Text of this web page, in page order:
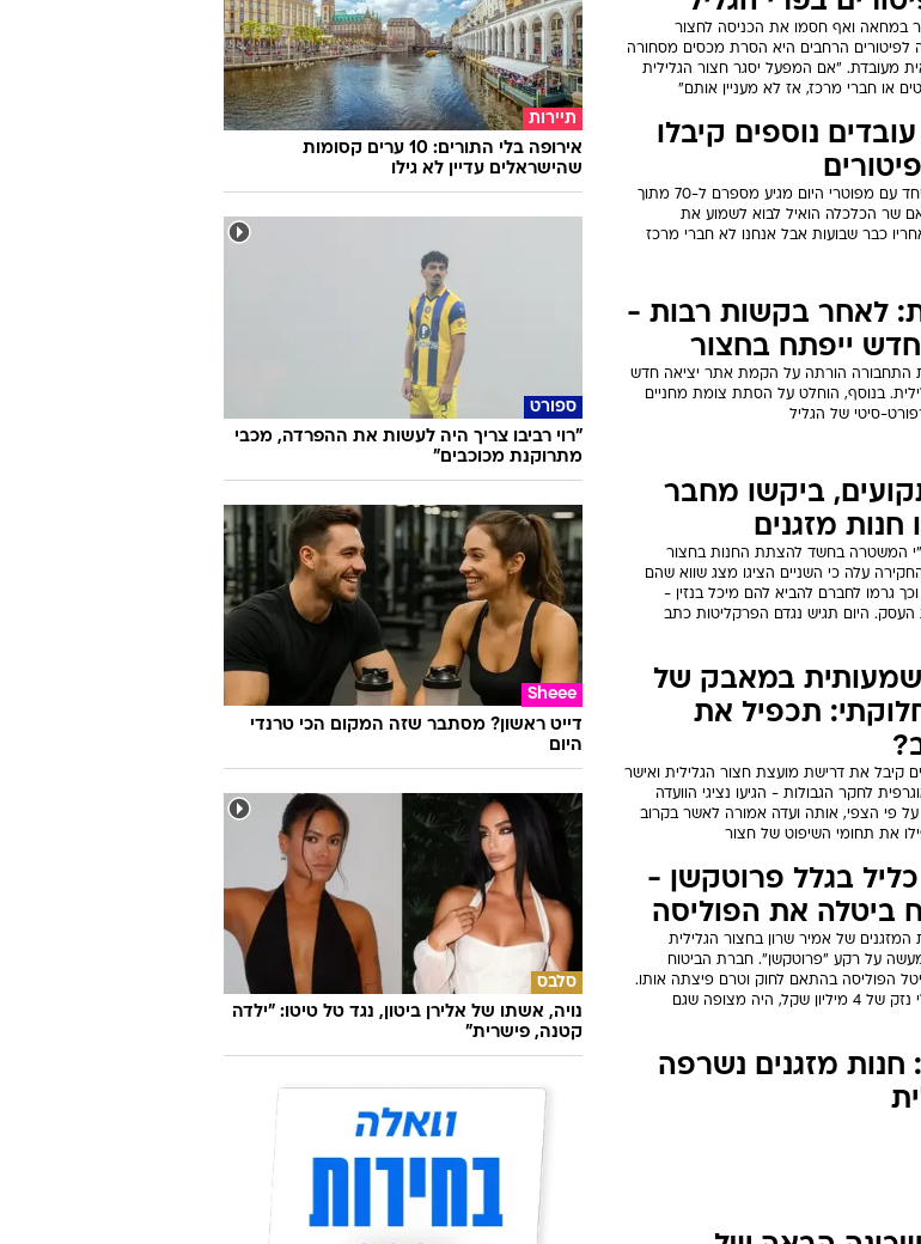
במחאה ואף חסמו את הכניסה לחצור
לפיטורים הרחבים היא הסרת מכסים מסחורה
מעובדת. "אם המפעל יסגר חצור הגלילית
או חברי מרכז, אז לא מעניין אותם"
פרי גליל: 45 עובדים נוספים קיבלו
עד כה פוטרו 25 עובדים, יחד עם מפוטרי היום מגיע מספרם ל-70 מתוך
שר הכלכלה הואיל לבוא לשמוע את
כבר שבועות אבל אנחנו לא חברי מרכז
לאחר בקשות רבות -
ייפתח בחצור
התחבורה הורתה על הקמת אתר יציאה חדש
בנוסף, הוחלט על הסתת צומת מחניים
סיטי של הגליל
ביקשו מחבר
חנות מזגנים
ע"י המשטרה בחשד להצתת החנות בחצור
עלה כי השניים הציגו מצג שווא שהם
גרמו לחברם להביא להם מיכל בנזין -
היום תגיש נגדם הפרקליטות כתב
במאבק של
תכפיל את
קיבל את דרישת מועצת חצור הגלילית ואישר
לחקר הגבולות - הגיעו נציגי הוועדה
על פי הצפי, אותה ועדה אמורה לאשר בקרוב
את תחומי השיפוט של חצור
בגלל פרוטקשן -
ביטלה את הפוליסה
של אמיר שרון בחצור הגלילית
על רקע "פרוטקשן". חברת הביטוח
הפוליסה בהתאם לחוק וטרם פיצתה אותו.
בעל החנות זועם: "נגרם לי נזק של 4 מיליון שקל, היה מצופה שגם
מזגנים נשרפה
תיירות
אירופה בלי התורים: 10 ערים קסומות
שהישראלים עדיין לא גילו
ספורט
"רוי רביבו צריך היה לעשות את ההפרדה, מכבי
מתרוקנת מכוכבים"
Sheee
דייט ראשון? מסתבר שזה המקום הכי טרנדי
היום
סלבס
נויה, אשתו של אלירן ביטון, נגד טל טיטו: "ילדה
קטנה, פישרית"